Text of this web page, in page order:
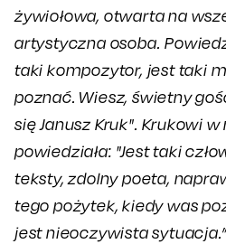
żywiołowa, otwarta na
artystyczna osoba.
taki kompozytor, jest taki
poznać. Wiesz, świetny
się Janusz Kruk". Krukowi
powiedziała: "Jest taki
teksty, zdolny poeta,
tego pożytek, kiedy was
jest nieoczywista